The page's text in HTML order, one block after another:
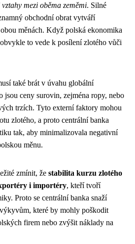
mezi oběma zeměmi. Silné
obchodní obrat vytváří
měnách. Když polská ekonomika
to vede k posílení zlotého vůči
také brát v úvahu globální
jsou ceny surovin, zejména ropy, nebo
trzích. Tyto externí faktory mohou
zlotého, a proto centrální banka
tak, aby minimalizovala negativní
měnu.
zmínit, že stabilita kurzu zlotého
i importéry, kteří tvoří
Proto se centrální banka snaží
které by mohly poškodit
firem nebo zvýšit náklady na